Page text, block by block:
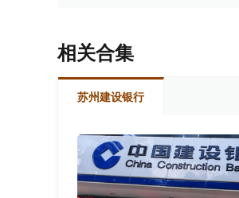
相关合集
苏州建设银行